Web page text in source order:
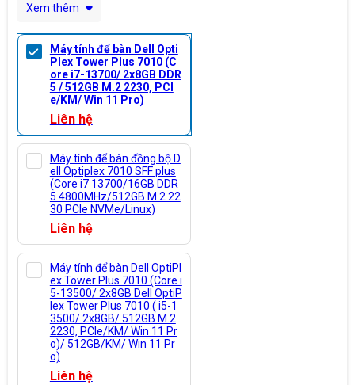
Xem thêm
Máy tính để bàn Dell Opti
Plex Tower Plus 7010 (C
ore i7-13700/ 2x8GB DDR
5 / 512GB M.2 2230, PCI
e/KM/ Win 11 Pro)
Liên hệ
Máy tính để bàn đồng bộ D
ell Optiplex 7010 SFF plus
(Core i7 13700/16GB DDR
5 4800MHz/512GB M.2 22
30 PCIe NVMe/Linux)
Liên hệ
Máy tính để bàn Dell OptiPl
ex Tower Plus 7010 (Core i
5-13500/ 2x8GB Dell OptiP
lex Tower Plus 7010 ( i5-1
3500/ 2x8GB/ 512GB M.2
2230, PCIe/KM/ Win 11 Pr
o)/ 512GB/KM/ Win 11 Pr
o)
Liên hệ